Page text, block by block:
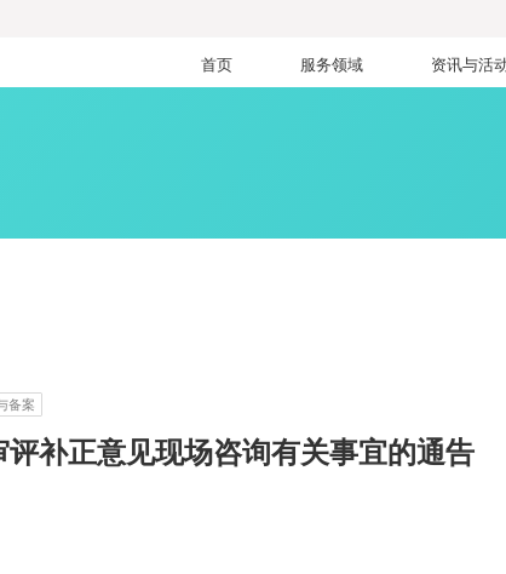
首页 服务领域 资讯与活
备案
评补正意见现场咨询有关事宜的通告